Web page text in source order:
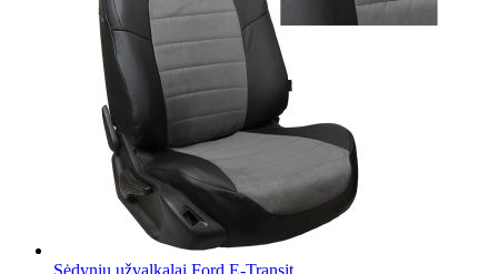
Sėdynių užvalkalai Ford E-Transit